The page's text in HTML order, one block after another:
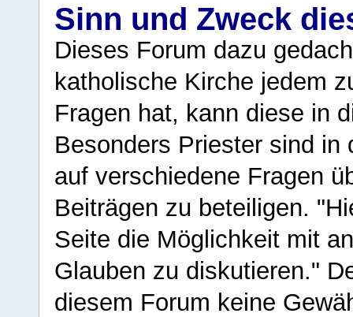
Sinn und Zweck
Dieses Forum dazu
katholische Kirche jedem
Fragen hat, kann diese in
Besonders Priester sind in
auf verschiedene Fragen
Beiträgen zu beteiligen.
Seite die Möglichkeit mit
Glauben zu diskutieren."
diesem Forum keine